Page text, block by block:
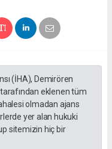
(İHA), Demirören
eklenen tüm
olmadan ajans
yer alan hukuki
sitemizin hiç bir